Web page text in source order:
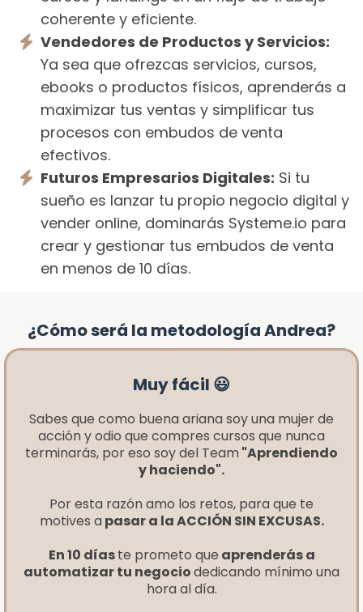
coherente y eficiente.
Vendedores de Productos y Servicios:
Ya sea que ofrezcas servicios, cursos,
ebooks o productos físicos, aprenderás a
maximizar tus ventas y simplificar tus
procesos con embudos de venta
efectivos.
Futuros Empresarios Digitales: Si tu
sueño es lanzar tu propio negocio digital y
vender online, dominarás Systeme.io para
crear y gestionar tus embudos de venta
en menos de 10 días.
¿Cómo será la metodología Andrea?
Muy fácil 😃
Sabes que como buena ariana soy una mujer de
acción y odio que compres cursos que nunca
terminarás, por eso soy del Team "Aprendiendo
y haciendo".
Por esta razón amo los retos, para que te
motives a pasar a la ACCIÓN SIN EXCUSAS.
En 10 díaste prometo que aprenderás a
automatizar tu negociodedicando mínimo una
hora al día.